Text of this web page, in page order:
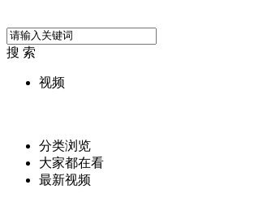
搜 索
视频
分类浏览
大家都在看
最新视频